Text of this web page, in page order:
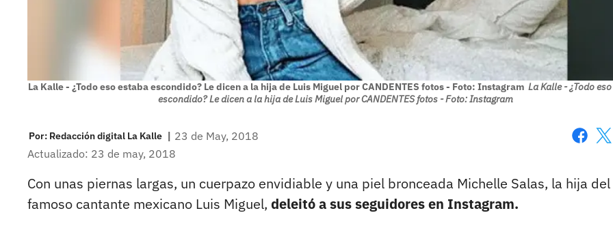
La Kalle - ¿Todo eso estaba escondido? Le dicen a la hija de Luis Miguel por CANDENTES fotos - Foto: Instagram La Kalle - ¿Todo
escondido? Le dicen a la hija de Luis Miguel por CANDENTES fotos - Foto: Instagram
Por: Redacción digital La Kalle | 23 de May, 2018
Actualizado: 23 de may, 2018
Con unas piernas largas, un cuerpazo envidiable y una piel bronceada Michelle Salas, la hija del
famoso cantante mexicano Luis Miguel, deleitó a sus seguidores en Instagram.